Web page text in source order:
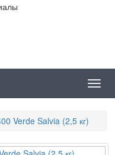
Verde Salvia (2,5 кг)